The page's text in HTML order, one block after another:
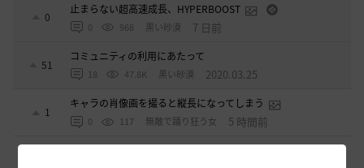
0
止まらない超高速成長、HYPERBOOST
0 968 黒い砂漠 7 日前
51
コミュニティの利用にあたって
18 47.8K 黒い砂漠 2020.03.25
1
キャラの肖像画を撮ると縦長になってしまう
0 117 無敵で踊り狂う女 5 時間前